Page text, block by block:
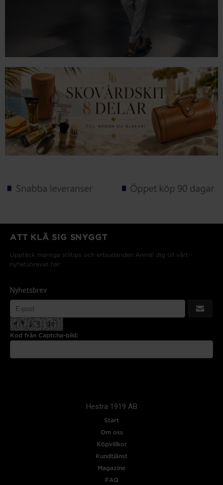
ATT KLÄ SIG SNYGGT
Upptäck manliga stiltips och erbjudanden Anmäl dig till vårt
nyhetsbrevet här:
Nyhetsbrev
Kod från Captcha-bild:
Hestra 1919 AB
Start
Om oss
Köpvillkor
Kundtjänst
Magazine
FAQ